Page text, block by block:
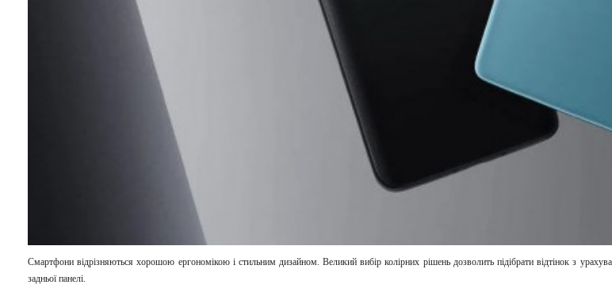
Смартфони відрізняються хорошою ергономікою і стильним дизайном. Великий вибір колірних рішень дозволить підібрати відтінок з
задньої панелі.